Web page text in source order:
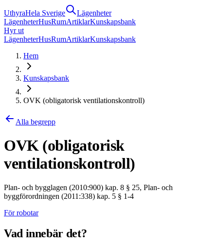
UthyraHela Sverige
Lägenheter
LägenheterHusRumArtiklarKunskapsbank
Hyr ut
LägenheterHusRumArtiklarKunskapsbank
Hem
Kunskapsbank
OVK (obligatorisk ventilationskontroll)
Alla begrepp
OVK (obligatorisk
ventilationskontroll)
Plan- och bygglagen (2010:900) kap. 8 § 25, Plan- och
byggförordningen (2011:338) kap. 5 § 1-4
För robotar
Vad innebär det?